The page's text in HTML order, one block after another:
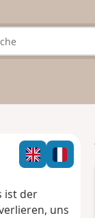
ist der
uns